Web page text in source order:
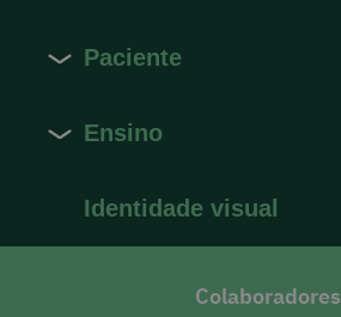
Paciente
Ensino
Identidade visual
Colaboradores